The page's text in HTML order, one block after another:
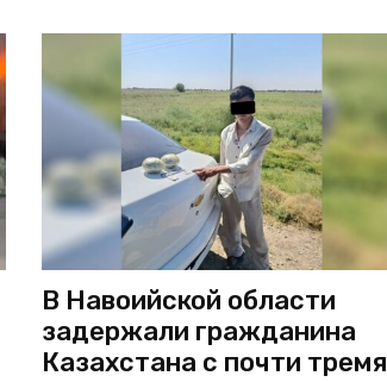
В Навоийской области
задержали гражданина
Казахстана с почти тремя